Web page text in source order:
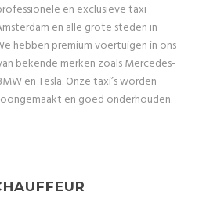
en exclusieve taxi
en alle grote steden in
hebben premium voertuigen in ons
bekende merken zoals Mercedes-
en Tesla. Onze taxi’s worden
en goed onderhouden.